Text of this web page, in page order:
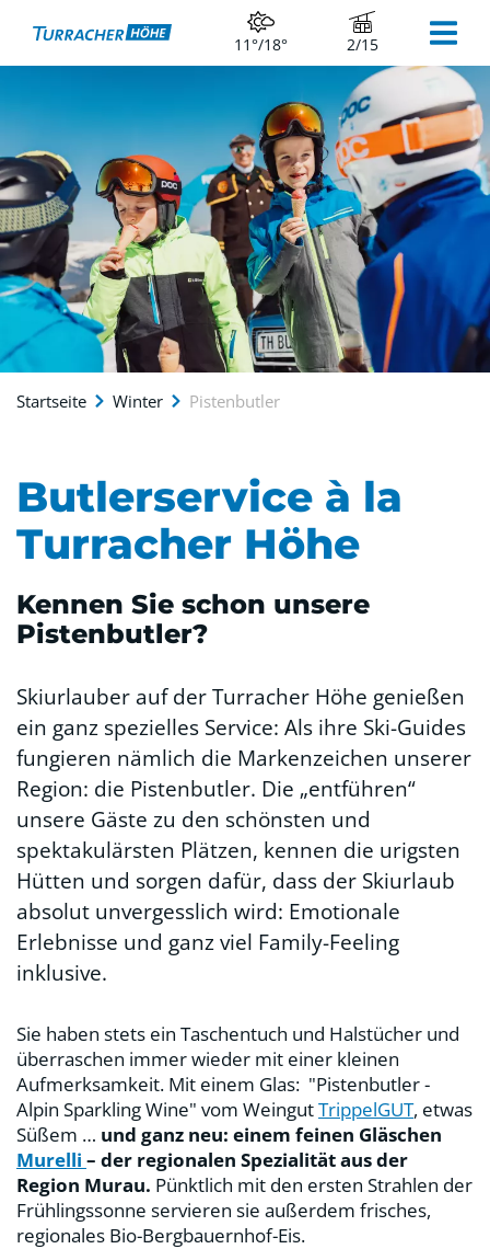
11°/18° 2/15
Startseite Winter Pistenbutler
Butlerservice à la
Turracher Höhe
Kennen Sie schon unsere
Pistenbutler?
Skiurlauber auf der Turracher Höhe genießen
ein ganz spezielles Service: Als ihre Ski-Guides
fungieren nämlich die Markenzeichen unserer
Region: die Pistenbutler. Die „entführen“
unsere Gäste zu den schönsten und
spektakulärsten Plätzen, kennen die urigsten
Hütten und sorgen dafür, dass der Skiurlaub
absolut unvergesslich wird: Emotionale
Erlebnisse und ganz viel Family-Feeling
inklusive.
Sie haben stets ein Taschentuch und Halstücher und
überraschen immer wieder mit einer kleinen
Aufmerksamkeit. Mit einem Glas: "Pistenbutler -
Alpin Sparkling Wine" vom WeingutTrippelGUT, etwas
Süßem … und ganz neu: einem feinen Gläschen
Murelli – der regionalen Spezialität aus der
Region Murau. Pünktlich mit den ersten Strahlen der
Frühlingssonne servieren sie außerdem frisches,
regionales Bio-Bergbauernhof-Eis.